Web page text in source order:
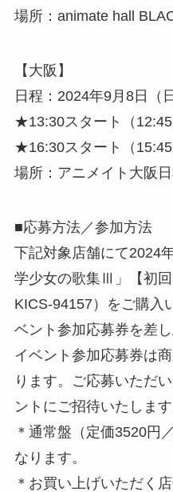
場所：animate hall
【大阪】
日程：2024年9月8日（日
★13:30スタート（12:45
★16:30スタート（15:45
場所：アニメイト大阪
■応募方法／参加方法
下記対象店舗にて2024
学少女の歌集Ⅲ」【初
KICS-94157）をご購入
ベント参加応募券を差し
イベント参加応募券は
ります。ご応募いただ
ントにご招待いたします
＊通常盤（定価3520円
なります。
＊お買い上げいただく